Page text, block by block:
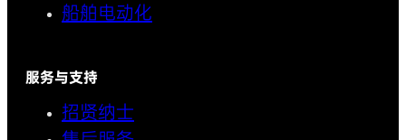
船舶电动化
服务与支持
招贤纳士